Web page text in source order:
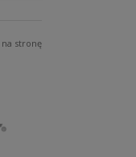
na stronę